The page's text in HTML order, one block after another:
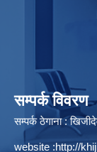
सम्पर्क विवरण
सम्पर्क ठेगाना :
website :http://